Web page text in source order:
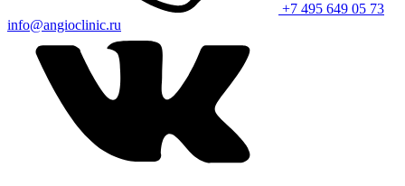
+7 495 649 05 73
info@angioclinic.ru